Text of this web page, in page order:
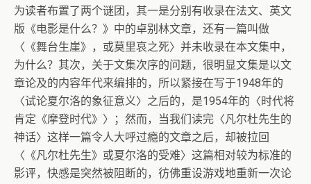
为读者布置了两个谜团，其一是分别有收录在法文、英文
版《电影是什么？》中的卓别林文章，还有一篇叫做
〈《舞台生崖》，或莫里哀之死〉并未收录在本文集中，
为什么？其次，关于文集次序的问题，很明显文集是以文
章论及的内容年代来编排的，所以紧接在写于1948年的
〈试论夏尔洛的象征意义〉之后的，是1954年的〈时代将
肯定《摩登时代》〉；然而，当我们读完〈凡尔杜先生的
神话〉这样一篇令人大呼过瘾的文章之后，却被拉回
〈《凡尔杜先生》或夏尔洛的受难〉这篇相对较为标准的
影评，快感是突然被阻断的，彷佛重设游戏地重新一次论